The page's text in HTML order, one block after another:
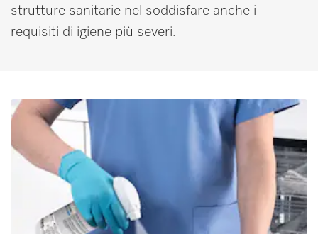
strutture sanitarie nel soddisfare anche i
requisiti di igiene più severi.